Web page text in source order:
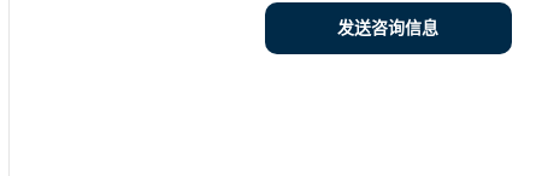
发送咨询信息